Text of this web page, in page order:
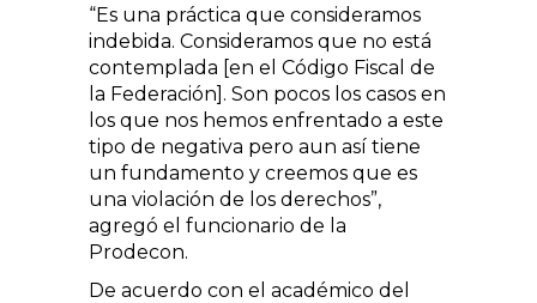
“Es una práctica que consideramos
indebida. Consideramos que no está
contemplada [en el Código Fiscal de
la Federación]. Son pocos los casos en
los que nos hemos enfrentado a este
tipo de negativa pero aun así tiene
un fundamento y creemos que es
una violación de los derechos”,
agregó el funcionario de la
Prodecon.
De acuerdo con el académico del